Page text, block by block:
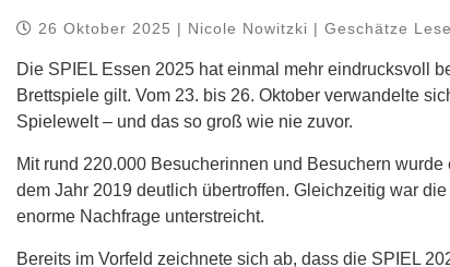
26 Oktober 2025 | Nicole Nowitzki | Geschätze
Die SPIEL Essen 2025 hat einmal mehr eindrucksvoll
Brettspiele gilt. Vom 23. bis 26. Oktober verwandelte
Spielewelt – und das so groß wie nie zuvor.
Mit rund 220.000 Besucherinnen und Besuchern
dem Jahr 2019 deutlich übertroffen. Gleichzeitig war
enorme Nachfrage unterstreicht.
Bereits im Vorfeld zeichnete sich ab, dass die SPIEL